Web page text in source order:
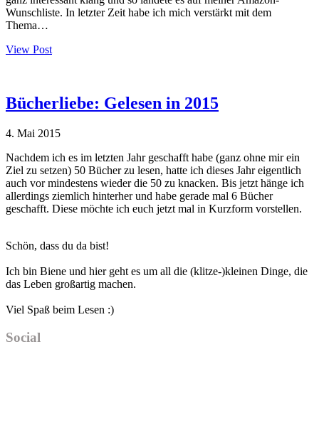
Wunschliste. In letzter Zeit habe ich mich verstärkt mit dem
Thema…
View Post
Bücherliebe: Gelesen in 2015
4. Mai 2015
Nachdem ich es im letzten Jahr geschafft habe (ganz ohne mir ein
Ziel zu setzen) 50 Bücher zu lesen, hatte ich dieses Jahr eigentlich
auch vor mindestens wieder die 50 zu knacken. Bis jetzt hänge ich
allerdings ziemlich hinterher und habe gerade mal 6 Bücher
geschafft. Diese möchte ich euch jetzt mal in Kurzform vorstellen.
Sidebar
Schön, dass du da bist!
Ich bin Biene und hier geht es um all die (klitze-)kleinen Dinge, die
das Leben großartig machen.
Viel Spaß beim Lesen :)
Social